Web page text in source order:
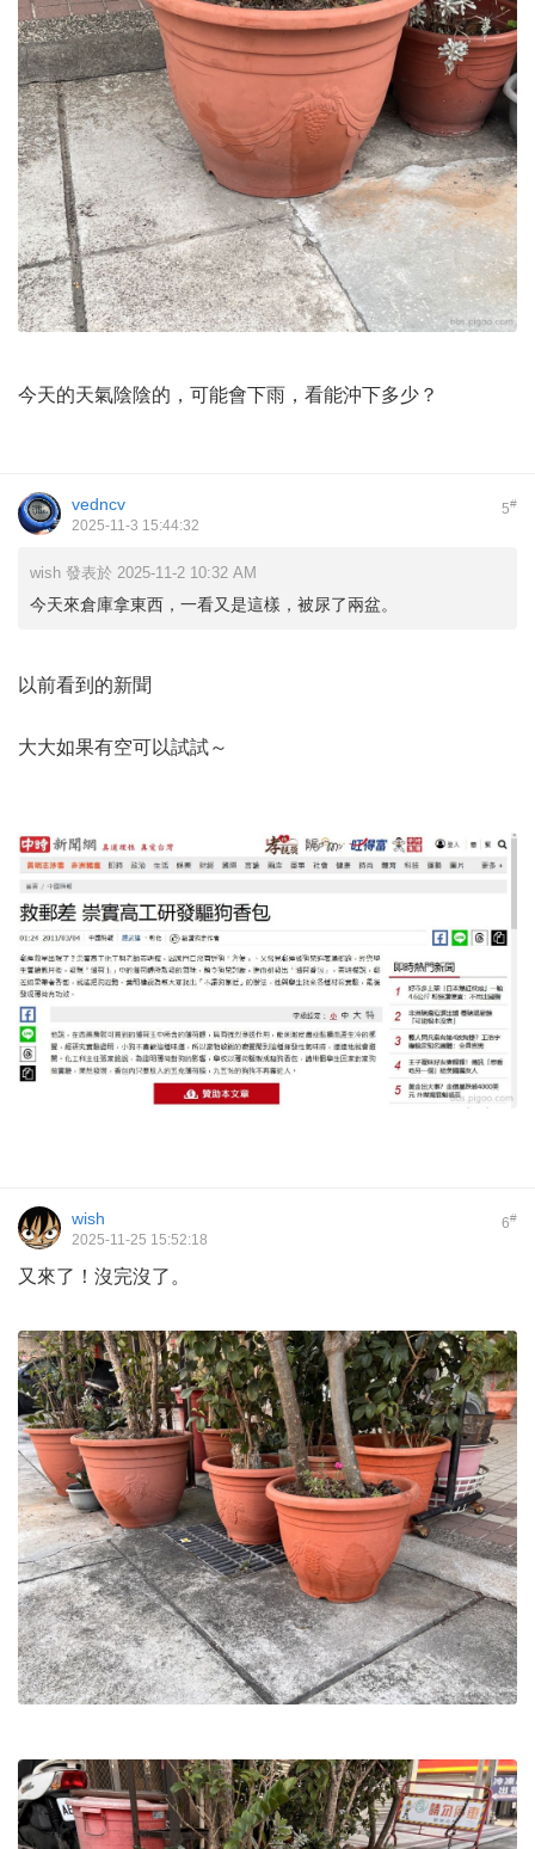
今天的天氣陰陰的，可能會下雨，看能沖下多少？
5#
vedncv
2025-11-3 15:44:32
wish 發表於 2025-11-2 10:32 AM
今天來倉庫拿東西，一看又是這樣，被尿了兩盆。
以前看到的新聞
大大如果有空可以試試～
6#
wish
2025-11-25 15:52:18
又來了！沒完沒了。